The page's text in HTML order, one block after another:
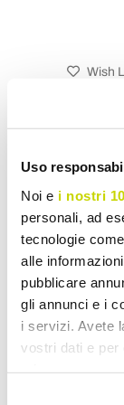
Uso
Noi e i nostri
personali, ad
tecnologie
alle
pubblicare
gli annunci e i
i servizi. Avete
vostri dati e per
Wish
Share